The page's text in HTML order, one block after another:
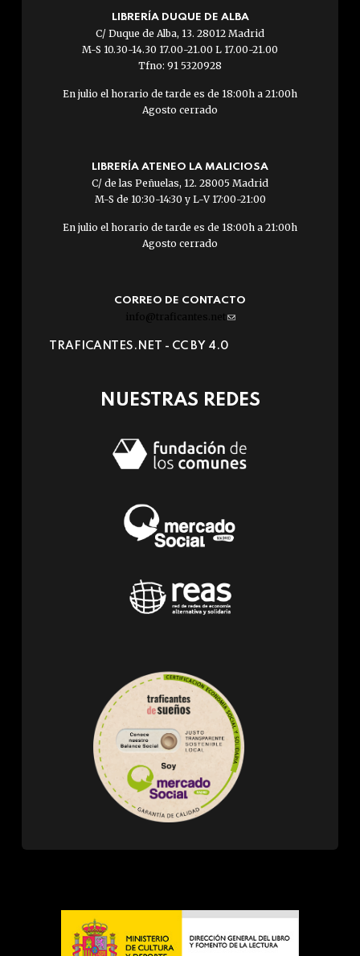
LIBRERÍA DUQUE DE ALBA
C/ Duque de Alba, 13. 28012 Madrid
M-S 10.30-14.30 17.00-21.00 L 17.00-21.00
Tfno: 91 5320928
En julio el horario de tarde es de 18:00h a 21:00h
Agosto cerrado
LIBRERÍA ATENEO LA MALICIOSA
C/ de las Peñuelas, 12. 28005 Madrid
M-S de 10:30-14:30 y L-V 17:00-21:00
En julio el horario de tarde es de 18:00h a 21:00h
Agosto cerrado
CORREO DE CONTACTO
info@traficantes.net (link
e-
TRAFICANTES.NET - CC BY 4.0
NUESTRAS REDES